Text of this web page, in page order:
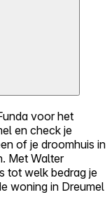
voor het
en check je
of je droomhuis in
Met Walter
tot welk bedrag je
woning in Dreumel